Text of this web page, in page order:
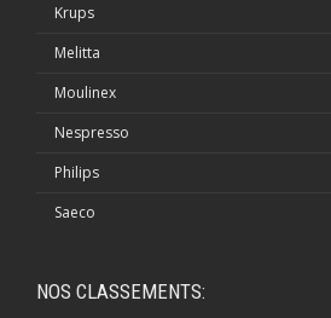
Krups
Melitta
Moulinex
Nespresso
Philips
Saeco
NOS CLASSEMENTS: